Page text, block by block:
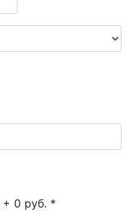
+ 0 руб. *